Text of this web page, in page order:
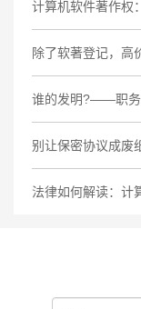
谁的发明?——职务
别让保密协议成废
法律如何解读：计